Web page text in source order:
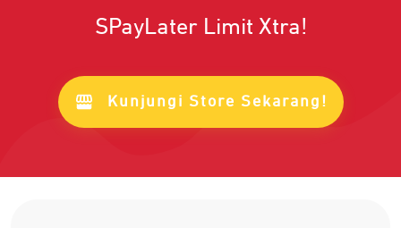
SPayLater Limit Xtra!
Kunjungi Store Sekarang!